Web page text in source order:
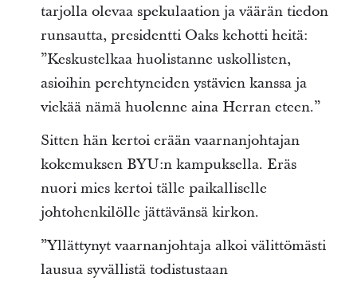
tarjolla olevaa spekulaation ja väärän tiedon
runsautta, presidentti Oaks kehotti heitä:
”Keskustelkaa huolistanne uskollisten,
asioihin perehtyneiden ystävien kanssa ja
viekää nämä huolenne aina Herran eteen.”
Sitten hän kertoi erään vaarnanjohtajan
kokemuksen BYU:n kampuksella. Eräs
nuori mies kertoi tälle paikalliselle
johtohenkilölle jättävänsä kirkon.
”Yllättynyt vaarnanjohtaja alkoi välittömästi
lausua syvällistä todistustaan